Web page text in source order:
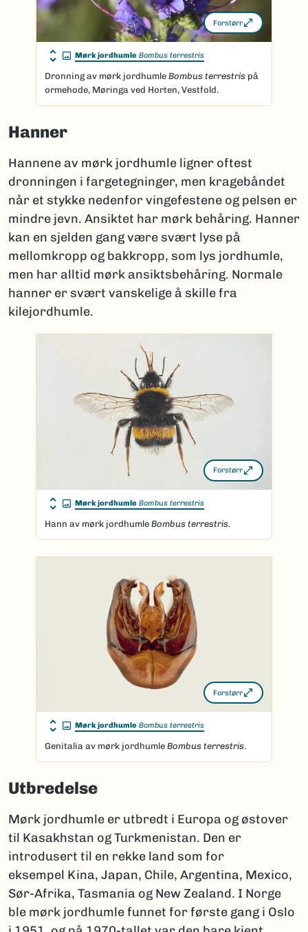
Forstørr
Mørk jordhumle Bombus terrestris
Dronning av mørk jordhumle Bombus terrestris på
ormehode, Møringa ved Horten, Vestfold.
Hanner
Hannene av mørk jordhumle ligner oftest
dronningen i fargetegninger, men kragebåndet
når et stykke nedenfor vingefestene og pelsen er
mindre jevn. Ansiktet har mørk behåring. Hanner
kan en sjelden gang være svært lyse på
mellomkropp og bakkropp, som lys jordhumle,
men har alltid mørk ansiktsbehåring. Normale
hanner er svært vanskelige å skille fra
kilejordhumle.
Forstørr
Mørk jordhumle Bombus terrestris
Hann av mørk jordhumle Bombus terrestris.
Forstørr
Mørk jordhumle Bombus terrestris
Genitalia av mørk jordhumle Bombus terrestris.
Utbredelse
Mørk jordhumle er utbredt i Europa og østover
til Kasakhstan og Turkmenistan. Den er
introdusert til en rekke land som for
eksempel Kina, Japan, Chile, Argentina, Mexico,
Sør-Afrika, Tasmania og New Zealand. I Norge
ble mørk jordhumle funnet for første gang i Oslo